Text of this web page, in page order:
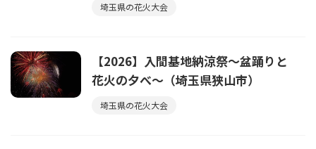
埼玉県の花火大会
【2026】入間基地納涼祭～盆踊りと
花火の夕べ～（埼玉県狭山市）
埼玉県の花火大会